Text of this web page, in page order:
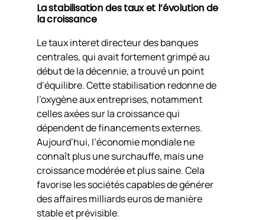
La stabilisation des taux et l’évolution de
la croissance
Le taux interet directeur des banques
centrales, qui avait fortement grimpé au
début de la décennie, a trouvé un point
d’équilibre. Cette stabilisation redonne de
l’oxygène aux entreprises, notamment
celles axées sur la croissance qui
dépendent de financements externes.
Aujourd’hui, l’économie mondiale ne
connaît plus une surchauffe, mais une
croissance modérée et plus saine. Cela
favorise les sociétés capables de générer
des affaires milliards euros de manière
stable et prévisible.